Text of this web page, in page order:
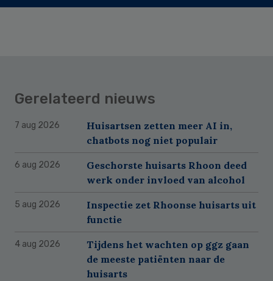
Gerelateerd nieuws
7 aug 2026
Huisartsen zetten meer AI in,
chatbots nog niet populair
6 aug 2026
Geschorste huisarts Rhoon deed
werk onder invloed van alcohol
5 aug 2026
Inspectie zet Rhoonse huisarts uit
functie
4 aug 2026
Tijdens het wachten op ggz gaan
de meeste patiënten naar de
huisarts